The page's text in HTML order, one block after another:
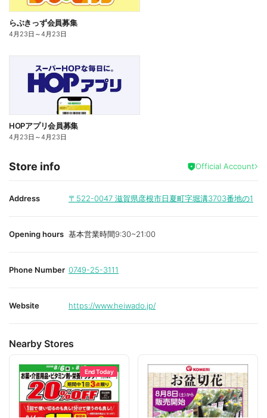
らぶきっず会員募集
4月23日 ～4月23日
HOPアプリ会員募集
4月23日 ～4月23日
Store info Official Account
Address 〒522-0047 滋賀県彦根市日夏町字堀溝3703番地の1
Opening hours 基本営業時間9:30~21:00
Phone Number 0749-25-3111
Website https://www.heiwado.jp/
Nearby Stores
End Today